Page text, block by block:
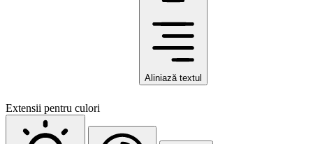
Aliniază textul
Extensii pentru culori